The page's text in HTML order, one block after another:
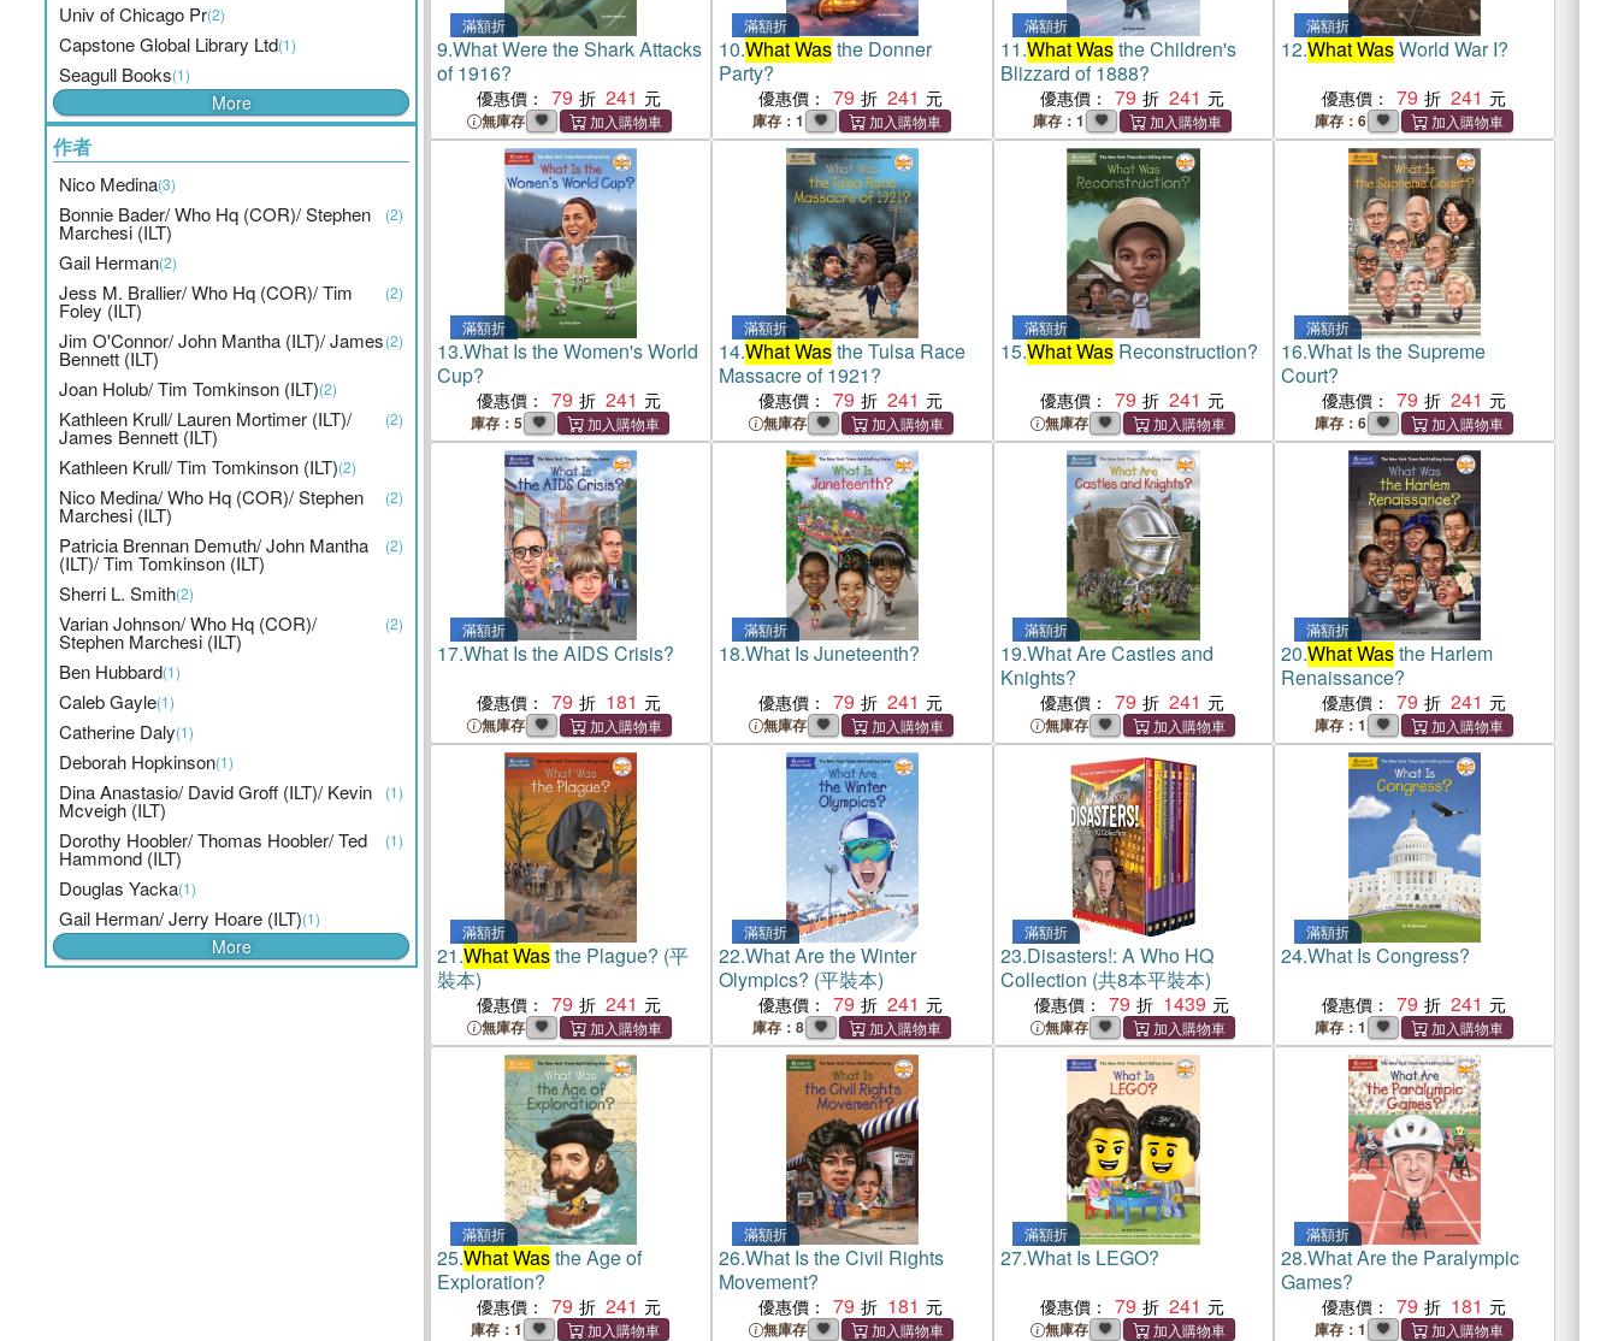
Univ of Chicago Pr(2)
Capstone Global Library Ltd(1)
Seagull Books(1)
More
作者
Nico Medina(3)
Bonnie Bader/ Who Hq (COR)/ Stephen
Marchesi (ILT)
(2)
Gail Herman(2)
Jess M. Brallier/ Who Hq (COR)/ Tim
Foley (ILT)
(2)
Jim O'Connor/ John Mantha (ILT)/ James
Bennett (ILT)
(2)
Joan Holub/ Tim Tomkinson (ILT)(2)
Kathleen Krull/ Lauren Mortimer (ILT)/
James Bennett (ILT)
(2)
Kathleen Krull/ Tim Tomkinson (ILT)(2)
Nico Medina/ Who Hq (COR)/ Stephen
Marchesi (ILT)
(2)
Patricia Brennan Demuth/ John Mantha
(ILT)/ Tim Tomkinson (ILT)
(2)
Sherri L. Smith(2)
Varian Johnson/ Who Hq (COR)/
Stephen Marchesi (ILT)
(2)
Ben Hubbard(1)
Caleb Gayle(1)
Catherine Daly(1)
Deborah Hopkinson(1)
Dina Anastasio/ David Groff (ILT)/ Kevin
Mcveigh (ILT)
(1)
Dorothy Hoobler/ Thomas Hoobler/ Ted
Hammond (ILT)
(1)
Douglas Yacka(1)
Gail Herman/ Jerry Hoare (ILT)(1)
More
滿額折
9.What Were the Shark Attacks
of 1916?
優惠價： 79 241
無庫存
滿額折
10.What Wasthe Donner
Party?
優惠價： 79 241
庫存：1
滿額折
11.What Wasthe Children's
Blizzard of 1888?
優惠價： 79 241
庫存：1
滿額折
12.What WasWorld War I?
優惠價： 79 241
庫存：6
滿額折
13.What Is the Women's World
Cup?
優惠價： 79 241
庫存：5
滿額折
14.What Wasthe Tulsa Race
Massacre of 1921?
優惠價： 79 241
無庫存
滿額折
15.What WasReconstruction?
優惠價： 79 241
無庫存
滿額折
16.What Is the Supreme
Court?
優惠價： 79 241
庫存：6
滿額折
17.What Is the AIDS Crisis?
優惠價： 79 181
無庫存
滿額折
18.What Is Juneteenth?
優惠價： 79 241
無庫存
滿額折
19.What Are Castles and
Knights?
優惠價： 79 241
無庫存
滿額折
20.What Wasthe Harlem
Renaissance?
優惠價： 79 241
庫存：1
滿額折
21.What Wasthe Plague? (平
裝本)
優惠價： 79 241
無庫存
滿額折
22.What Are the Winter
Olympics? (平裝本)
優惠價： 79 241
庫存：8
滿額折
23.Disasters!: A Who HQ
Collection (共8本平裝本)
優惠價： 79 1439
無庫存
滿額折
24.What Is Congress?
優惠價： 79 241
庫存：1
滿額折
25.What Wasthe Age of
Exploration?
優惠價： 79 241
庫存：1
滿額折
26.What Is the Civil Rights
Movement?
優惠價： 79 181
無庫存
滿額折
27.What Is LEGO?
優惠價： 79 241
無庫存
滿額折
28.What Are the Paralympic
Games?
優惠價： 79 181
庫存：1